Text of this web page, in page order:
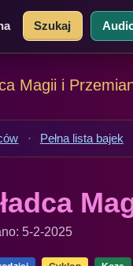
Szukaj
Magii i
· Pełna lista bajek
5-2-2025